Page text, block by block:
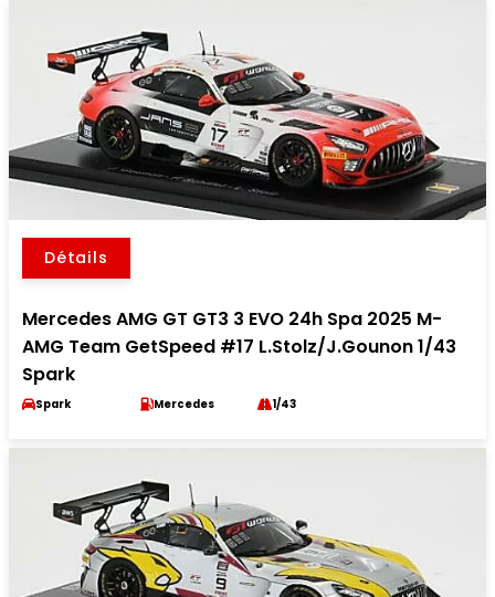
Détails
Mercedes AMG GT GT3 3 EVO 24h Spa 2025 M-
AMG Team GetSpeed #17 L.Stolz/J.Gounon 1/43
Spark
Spark Mercedes 1/43